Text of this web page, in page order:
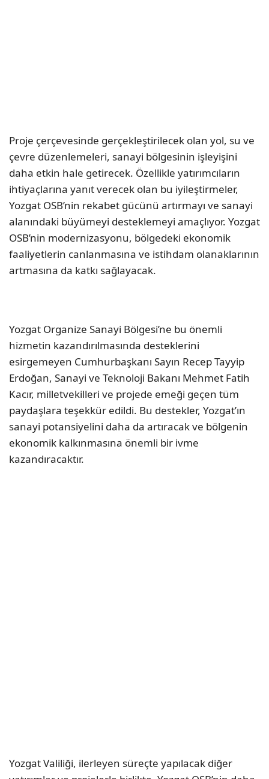
Proje çerçevesinde gerçekleştirilecek olan yol, su ve
çevre düzenlemeleri, sanayi bölgesinin işleyişini
daha etkin hale getirecek. Özellikle yatırımcıların
ihtiyaçlarına yanıt verecek olan bu iyileştirmeler,
Yozgat OSB’nin rekabet gücünü artırmayı ve sanayi
alanındaki büyümeyi desteklemeyi amaçlıyor. Yozgat
OSB’nin modernizasyonu, bölgedeki ekonomik
faaliyetlerin canlanmasına ve istihdam olanaklarının
artmasına da katkı sağlayacak.
Yozgat Organize Sanayi Bölgesi’ne bu önemli
hizmetin kazandırılmasında desteklerini
esirgemeyen Cumhurbaşkanı Sayın Recep Tayyip
Erdoğan, Sanayi ve Teknoloji Bakanı Mehmet Fatih
Kacır, milletvekilleri ve projede emeği geçen tüm
paydaşlara teşekkür edildi. Bu destekler, Yozgat’ın
sanayi potansiyelini daha da artıracak ve bölgenin
ekonomik kalkınmasına önemli bir ivme
kazandıracaktır.
Yozgat Valiliği, ilerleyen süreçte yapılacak diğer